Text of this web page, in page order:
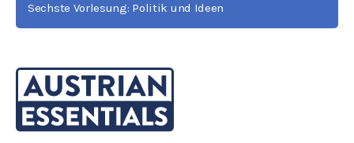
Sechste Vorlesung: Politik und Ideen